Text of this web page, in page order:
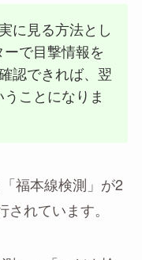
に見る方法とし
で目撃情報を
認できれば、翌
ことになりま
福本線検測」が2
れています。